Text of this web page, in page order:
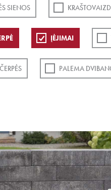
SIENOS
ĮĖJIMAI
PALEMA